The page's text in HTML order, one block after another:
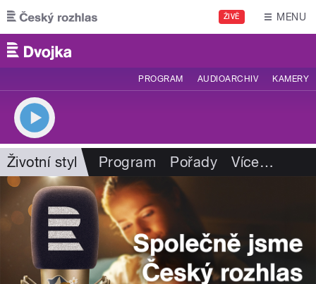
Přejít k hlavnímu obsahu
ŽIVĚ MENU
PROGRAM AUDIOARCHIV KAMERY
Životní styl Program Pořady Více…